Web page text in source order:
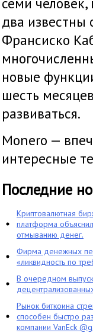
два известны
Франсиско
новые
шесть
развиваться.
Monero —
интересные
Последние
Криптовалютная
платформа
отмыванию денег.
Фирма денежных
«ликвидность по
В очередном
Рынок биткоина
способен быстро
компании VanEck